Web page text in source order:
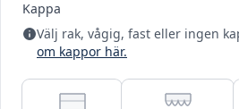
Kappa
Välj rak, vågig, fast eller ingen
om kappor här.